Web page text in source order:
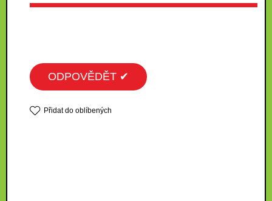
ODPOVĚDĚT ✔
Přidat do oblíbených